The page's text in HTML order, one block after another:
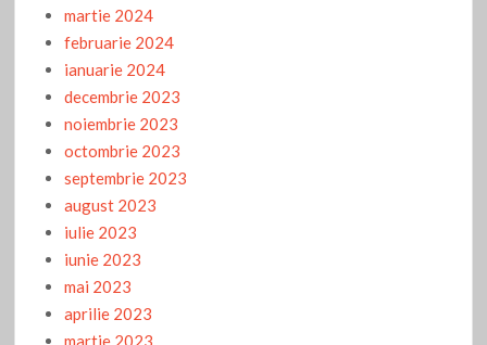
martie 2024
februarie 2024
ianuarie 2024
decembrie 2023
noiembrie 2023
octombrie 2023
septembrie 2023
august 2023
iulie 2023
iunie 2023
mai 2023
aprilie 2023
martie 2023